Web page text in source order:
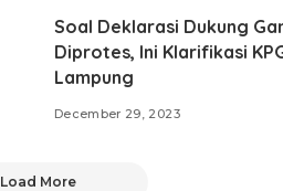
Soal Deklarasi Dukung
Diprotes, Ini Klarifikasi
Lampung
December 29, 2023
Load More